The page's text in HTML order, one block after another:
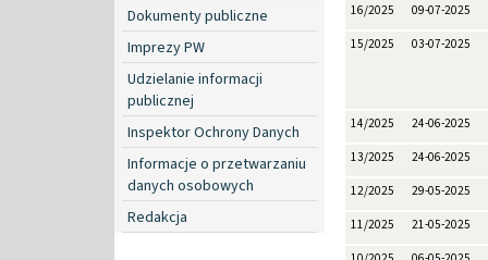
Dokumenty publiczne
Imprezy PW
Udzielanie informacji
publicznej
Inspektor Ochrony Danych
Informacje o przetwarzaniu
danych osobowych
Redakcja
16/2025 09-07-2025
15/2025 03-07-2025
14/2025 24-06-2025
13/2025 24-06-2025
12/2025 29-05-2025
11/2025 21-05-2025